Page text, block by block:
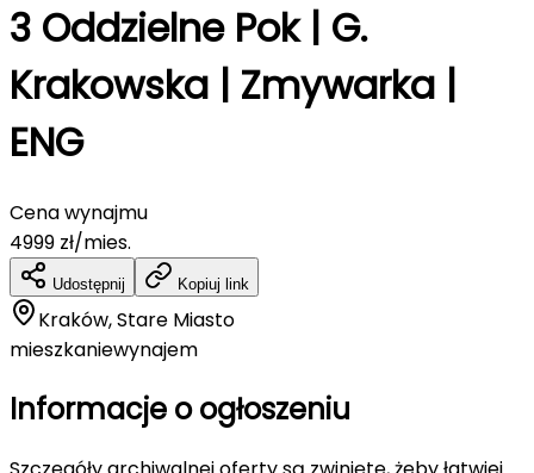
3 Oddzielne Pok | G.
Krakowska | Zmywarka |
ENG
Cena wynajmu
4999 zł/mies.
Udostępnij Kopiuj link
Kraków, Stare Miasto
mieszkaniewynajem
Informacje o ogłoszeniu